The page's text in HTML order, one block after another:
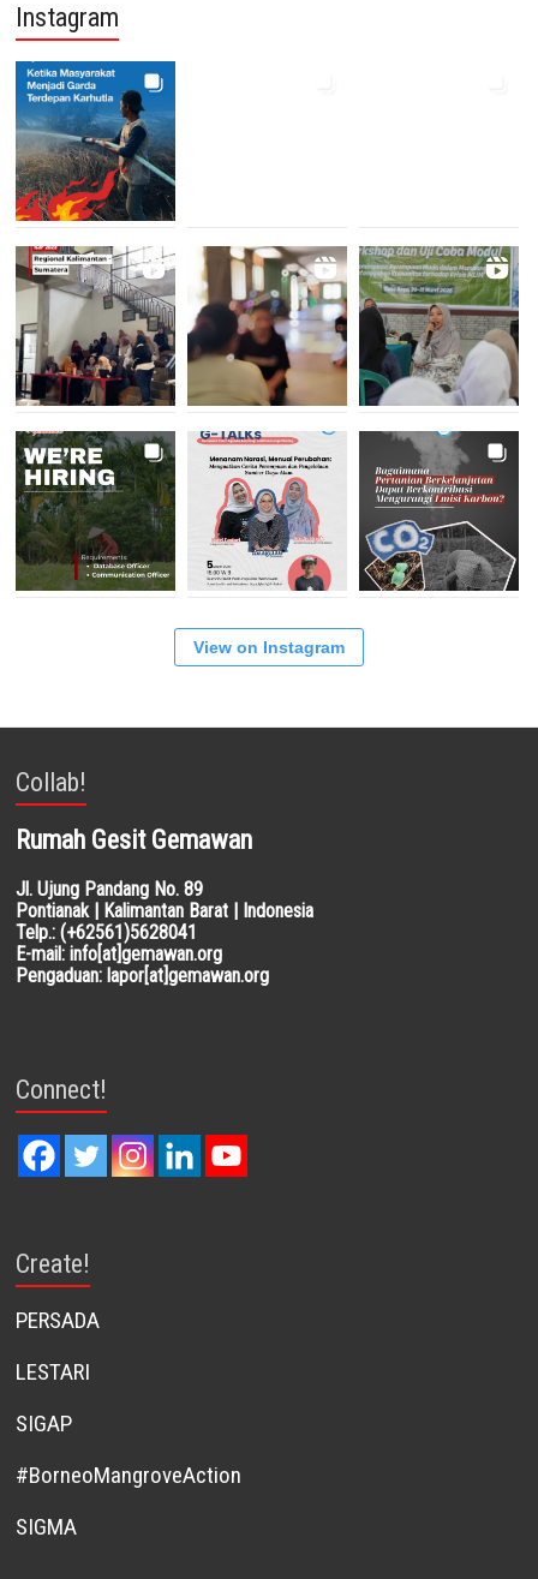
Instagram
View on Instagram
Collab!
Rumah Gesit Gemawan
Jl. Ujung Pandang No. 89
Pontianak | Kalimantan Barat | Indonesia
Telp.: (+62561)5628041
E-mail: info[at]gemawan.org
Pengaduan: lapor[at]gemawan.org
Connect!
Create!
PERSADA
LESTARI
SIGAP
#BorneoMangroveAction
SIGMA